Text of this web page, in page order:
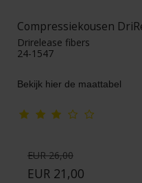
Compressiekousen
Drirelease fibers
24-1547
Bekijk hier de maattabel
EUR 26,00
EUR 21,00